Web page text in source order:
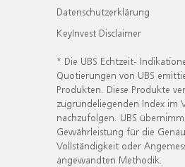
Datenschutzerklärung
KeyInvest Disclaimer
* Die UBS Echtzeit-
Quotierungen von UBS
Produkten. Diese Produkte
zugrundeliegenden Index im
nachzufolgen. UBS
Gewährleistung für die
Vollständigkeit oder
angewandten Methodik.